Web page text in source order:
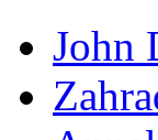
John